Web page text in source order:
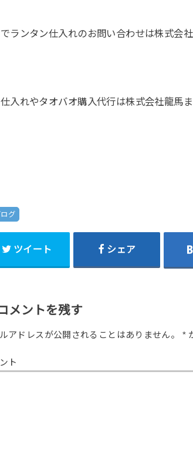
ランタン仕入れのお問い合わせは株式会
入れやタオバオ購入代行は株式会社龍馬
グ
ツイート シェア
メントを残す
アドレスが公開されることはありません。 *
ト